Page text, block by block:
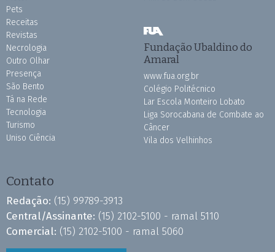
Pets
Receitas
Revistas
Necrologia
Outro Olhar
Presença
São Bento
Tá na Rede
Tecnologia
Turismo
Uniso Ciência
Fundação Ubaldino do
Amaral
www.fua.org.br
Colégio Politécnico
Lar Escola Monteiro Lobato
Liga Sorocabana de Combate ao
Câncer
Vila dos Velhinhos
Contato
Redação: (15) 99789-3913
Central/Assinante: (15) 2102-5100 - ramal 5110
Comercial: (15) 2102-5100 - ramal 5060